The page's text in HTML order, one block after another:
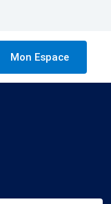
Mon Espace